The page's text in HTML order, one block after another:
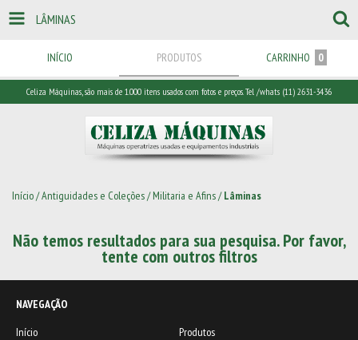
LÂMINAS
INÍCIO PRODUTOS CARRINHO 0
Celiza Máquinas, são mais de 1.000 itens usados com fotos e preços. Tel /whats (11) 2631-3436
Início/Antiguidades e Coleções/ Militaria e Afins/ Lâminas
Não temos resultados para sua pesquisa. Por favor,
tente com outros filtros
NAVEGAÇÃO
Início
Produtos